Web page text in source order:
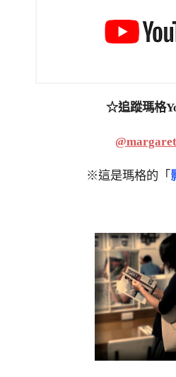
☆追蹤瑪格
※這是瑪格的「